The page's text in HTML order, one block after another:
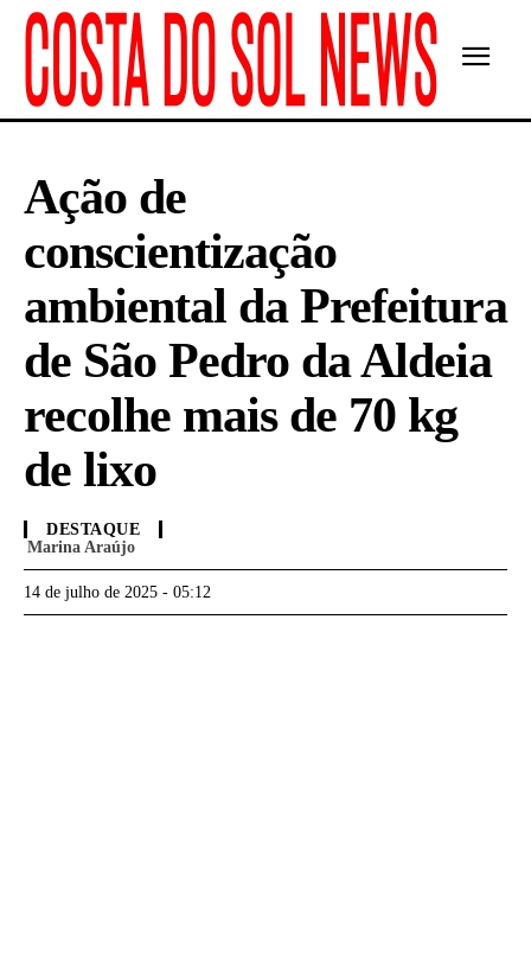
Ação de
conscientização
ambiental da Prefeitura
de São Pedro da Aldeia
recolhe mais de 70 kg
de lixo
DESTAQUE
Marina Araújo
14 de julho de 2025 - 05:12